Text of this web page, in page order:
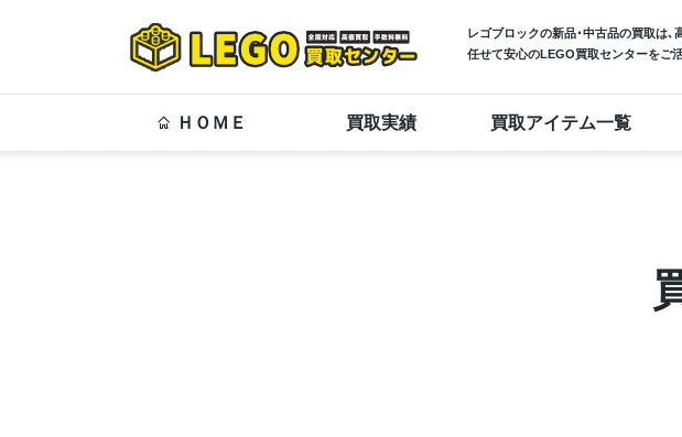
レゴブロックの新品･中古品の買取は､
任せて安心のLEGO買取センターをご
ＨＯＭＥ 買取実績 買取アイテム一覧